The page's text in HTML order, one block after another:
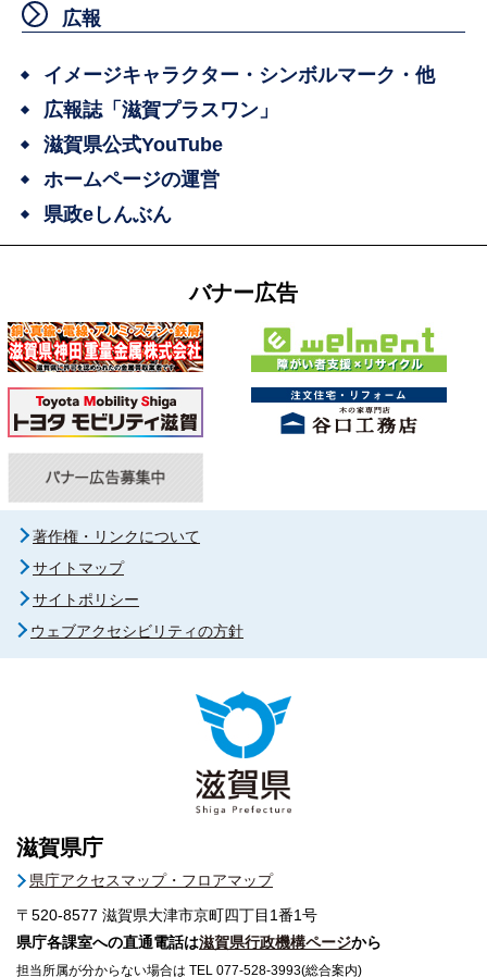
広報
イメージキャラクター・シンボルマーク・他
広報誌「滋賀プラスワン」
滋賀県公式YouTube
ホームページの運営
県政eしんぶん
バナー広告
著作権・リンクについて
サイトマップ
サイトポリシー
ウェブアクセシビリティの方針
滋賀県庁
県庁アクセスマップ・フロアマップ
〒520-8577 滋賀県大津市京町四丁目1番1号
県庁各課室への直通電話は滋賀県行政機構ページから
担当所属が分からない場合は TEL 077-528-3993(総合案内)